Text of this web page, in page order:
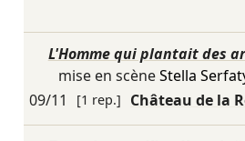
L'Homme qui plantait des
mise en scèneStella
09/11
[1 rep.] Château de la